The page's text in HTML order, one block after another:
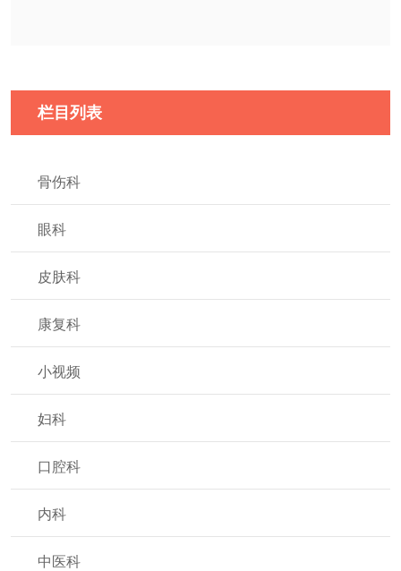
栏目列表
骨伤科
眼科
皮肤科
康复科
小视频
妇科
口腔科
内科
中医科